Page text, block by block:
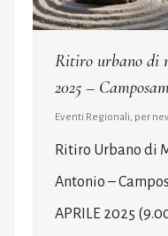
Ritiro urbano di
2025 –
Eventi Regionali, per
Ritiro Urbano di
Antonio –
APRILE 2025